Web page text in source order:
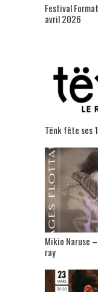
Festival
avril 2026
Tënk fête ses
Mikio Naruse
ray